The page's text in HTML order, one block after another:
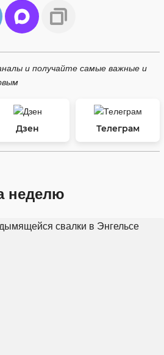
и получайте самые важные и
Дзен Телеграм
неделю